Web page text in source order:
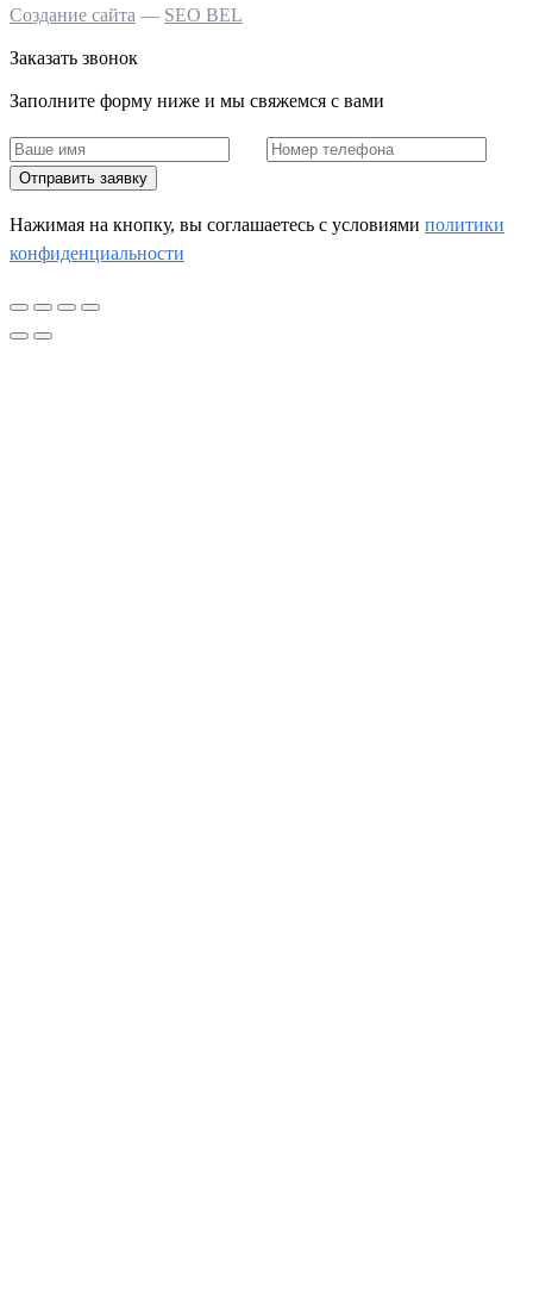
Создание сайта — SEO BEL
Заказать звонок
Заполните форму ниже и мы свяжемся с вами
Отправить заявку
Нажимая на кнопку, вы соглашаетесь c условиями политики
конфиденциальности